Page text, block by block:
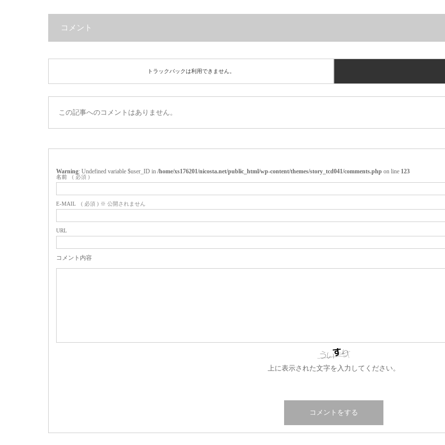
コメント
トラックバックは利用できません。
この記事へのコメントはありません。
Warning : Undefined variable $user_ID in /home/xs176201/nicosta.net/public_html/wp-content/themes/story_tcd041/comments.php on line 123
名前 ( 必須 )
E-MAIL ( 必須 ) ※ 公開されません
URL
コメント内容
上に表示された文字を入力してください。